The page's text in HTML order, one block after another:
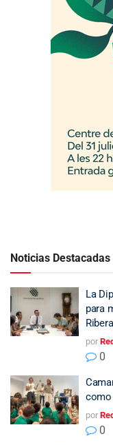
Noticias Destacadas
La
para
Ribera
por
0
como
por
0